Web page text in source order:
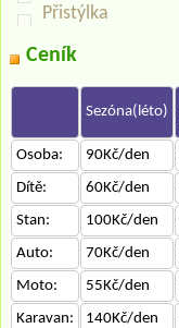
Přistýlka
Ceník
Sezóna(léto)
Osoba:
90Kč/den
Dítě:
60Kč/den
Stan:
100Kč/den
Auto:
70Kč/den
Moto:
55Kč/den
Karavan:
140Kč/den